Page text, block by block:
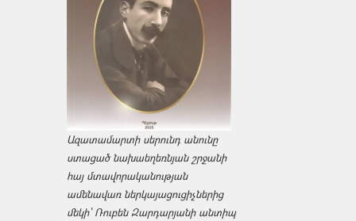
Ազատամարտի սերունդ անունը
ստացած նախաեղեռնյան շրջանի
հայ մտավորականության
ամենավառ ներկայացուցիչներից
մեկի՝ Ռուբեն Զարդարյանի անտիպ